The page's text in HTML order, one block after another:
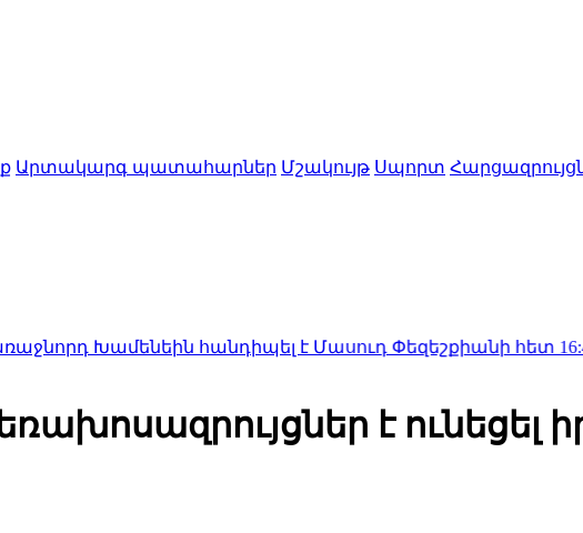
Արտակարգ պատահարներ Մշակույթ Սպորտ
հանդիպել է Մասուդ Փեզեշքիանի հետ16:40
է ունեցել